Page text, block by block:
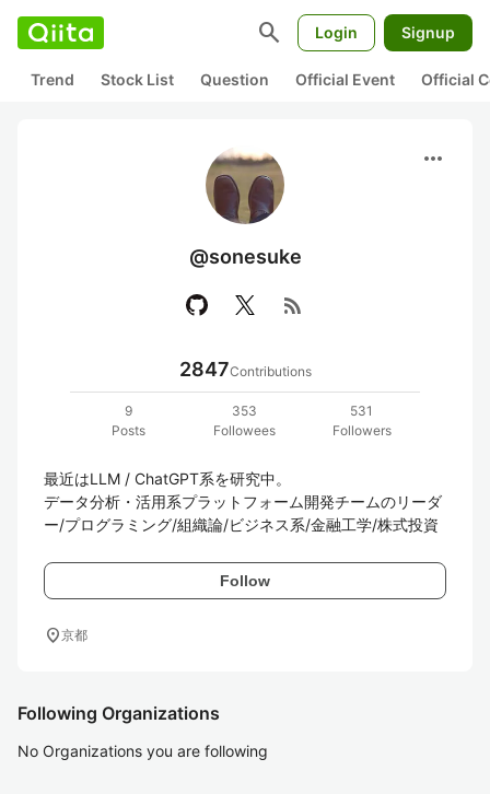
search Login Signup
Trend Stock List Question Official Event Official
more_horiz
@sonesuke
rss_feed
2847Contributions
9
Posts
353
Followees
531
Followers
最近はLLM / ChatGPT系を研究中。
データ分析・活用系プラットフォーム開発チームのリーダ
ー/プログラミング/組織論/ビジネス系/金融工学/株式投資
Follow
location_on京都
Following Organizations
No Organizations you are following